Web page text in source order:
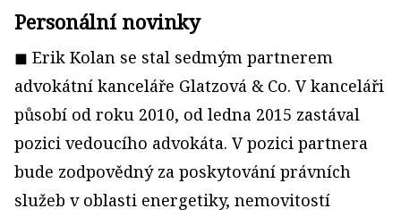
Personální novinky
◼ Erik Kolan se stal sedmým partnerem
advokátní kanceláře Glatzová & Co. V kanceláři
působí od roku 2010, od ledna 2015 zastával
pozici vedoucího advokáta. V pozici partnera
bude zodpovědný za poskytování právních
služeb v oblasti energetiky, nemovitostí